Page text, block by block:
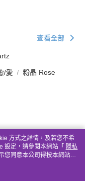
查看全部
/愛
粉晶 Rose
方式之詳情，及若您不希
設定，請參閱本網站「 隱私
您同意本公司得按本網站使